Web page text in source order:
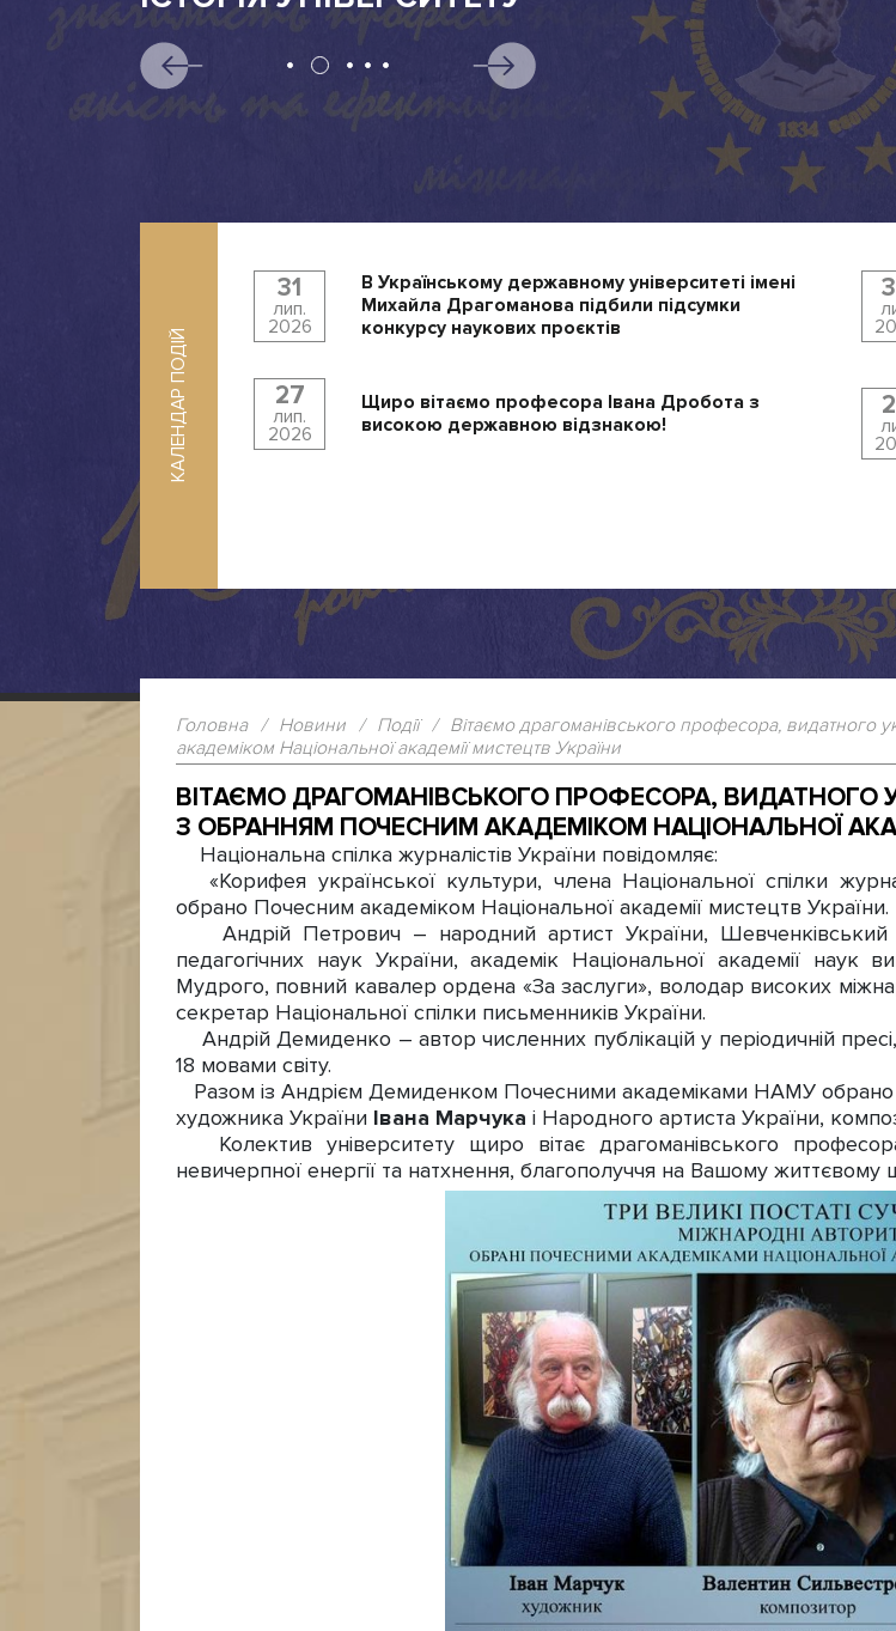
КАЛЕНДАР ПОДІЙ
31
лип.
2026
В Українському державному університеті імені
Михайла Драгоманова підбили підсумки
конкурсу наукових проєктів
27
лип.
2026
Щиро вітаємо професора Івана Дробота з
високою державною відзнакою!
Головна / Новини / Події / Вітаємо драгоманівського професора, видатного
академіком Національної академії мистецтв України
ВІТАЄМО ДРАГОМАНІВСЬКОГО ПРОФЕСОРА, ВИДАТНОГО
З ОБРАННЯМ ПОЧЕСНИМ АКАДЕМІКОМ НАЦІОНАЛЬНОЇ
Національна спілка журналістів України повідомляє:
«Корифея української культури, члена Національної спілки
обрано Почесним академіком Національної академії мистецтв України.
Андрій Петрович – народний артист України, Шевченківський
педагогічних наук України, академік Національної академії наук
Мудрого, повний кавалер ордена «За заслуги», володар високих
секретар Національної спілки письменників України.
Андрій Демиденко – автор численних публікацій у періодичній
18 мовами світу.
Разом із Андрієм Демиденком Почесними академіками НАМУ обрано
художника України Івана Марчука і Народного артиста України,
Колектив університету щиро вітає драгоманівського
невичерпної енергії та натхнення, благополуччя на Вашому життєвому